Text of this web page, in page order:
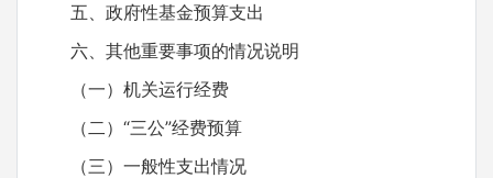
五、政府性基金预算支出
六、其他重要事项的情况说明
（一）机关运行经费
（二）“三公”经费预算
（三）一般性支出情况